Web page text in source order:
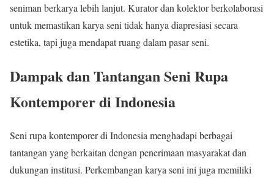
seniman berkarya lebih lanjut. Kurator dan kolektor berkolaborasi
untuk memastikan karya seni tidak hanya diapresiasi secara
estetika, tapi juga mendapat ruang dalam pasar seni.
Dampak dan Tantangan Seni Rupa
Kontemporer di Indonesia
Seni rupa kontemporer di Indonesia menghadapi berbagai
tantangan yang berkaitan dengan penerimaan masyarakat dan
dukungan institusi. Perkembangan karya seni ini juga memiliki